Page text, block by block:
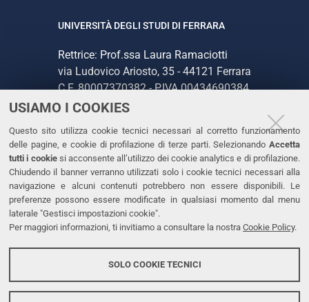
USIAMO I COOKIES
Questo sito utilizza cookie tecnici necessari al corretto funzionamento
delle pagine, e cookie di profilazione di terze parti. Selezionando Accetta
tutti i cookiesi acconsente all’utilizzo dei cookie analytics e di profilazione.
Chiudendo il banner verranno utilizzati solo i cookie tecnici necessari alla
navigazione e alcuni contenuti potrebbero non essere disponibili. Le
preferenze possono essere modificate in qualsiasi momento dal menu
laterale "Gestisci impostazioni cookie".
Per maggiori informazioni, ti invitiamo a consultare la nostra Cookie Policy.
SOLO COOKIE TECNICI
UNIVERSITÀ DEGLI STUDI DI FERRARA
Rettrice: Prof.ssa Laura Ramaciotti
via Ludovico Ariosto, 35 - 44121 Ferrara
C.F. 80007370382 - P.IVA 00434690384
CONTATTI
Tel. +39 0532 293111
Fax. +39 0532 293031
PEC
LINKS
Accessibilità
Protezione dati personali